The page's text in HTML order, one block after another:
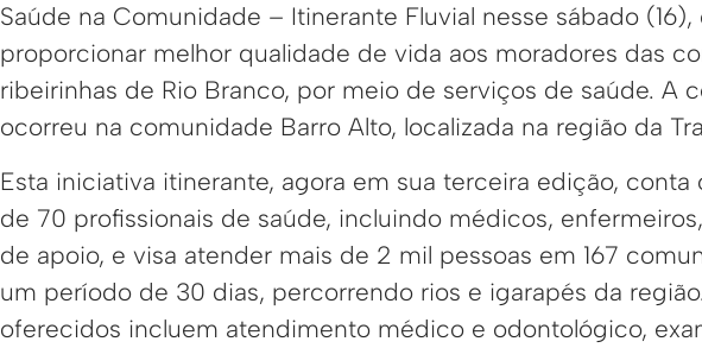
Saúde na Comunidade – Itinerante Fluvial nesse sábado
proporcionar melhor qualidade de vida aos moradores das
ribeirinhas de Rio Branco, por meio de serviços de saúde. A
ocorreu na comunidade Barro Alto, localizada na região da
Esta iniciativa itinerante, agora em sua terceira edição,
de 70 profissionais de saúde, incluindo médicos,
de apoio, e visa atender mais de 2 mil pessoas em 167
um período de 30 dias, percorrendo rios e igarapés da
oferecidos incluem atendimento médico e odontológico,